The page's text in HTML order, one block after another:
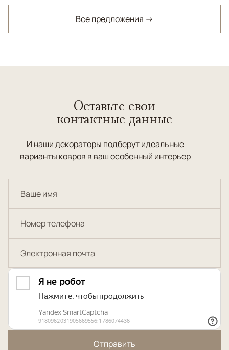
Все предложения →
Оставьте свои
контактные данные
И наши декораторы подберут идеальные
варианты ковров в ваш особенный интерьер
Отправить